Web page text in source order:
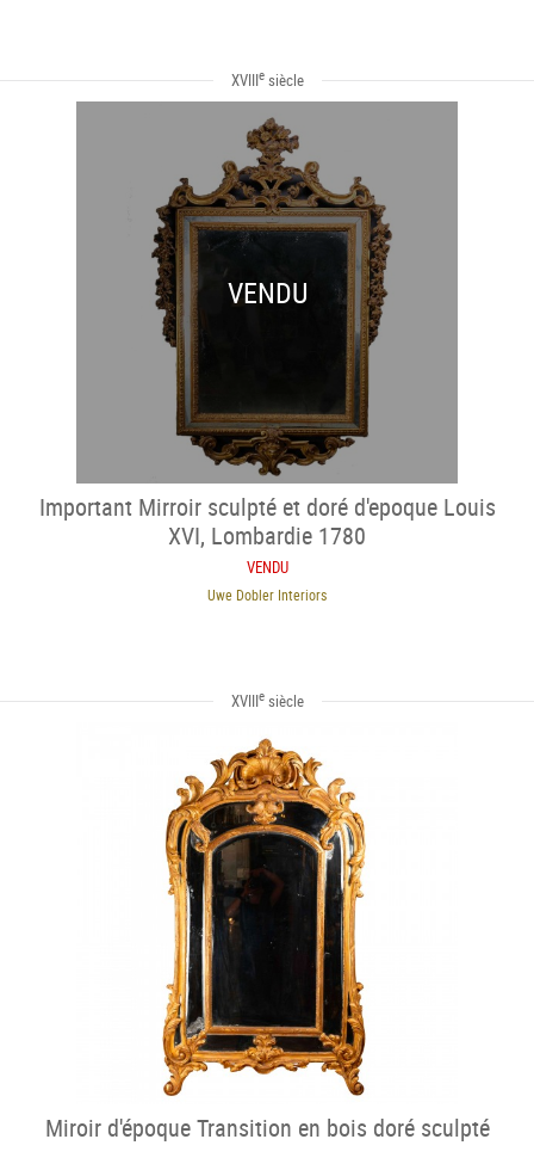
XVIIIesiècle
VENDU
Important Mirroir sculpté et doré d'epoque Louis
XVI, Lombardie 1780
VENDU
Uwe Dobler Interiors
XVIIIesiècle
Miroir d'époque Transition en bois doré sculpté